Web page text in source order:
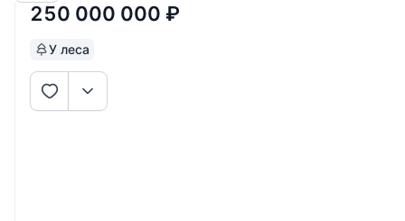
кухня, столовая с
250 000 000 ₽
У леса